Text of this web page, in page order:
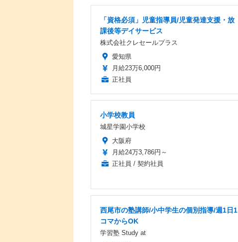
「資格必須」児童指導員/児童発達支援・放
課後等デイサービス
株式会社クレセールプラス
愛知県
月給23万6,000円
正社員
小学校教員
城星学園小学校
大阪府
月給24万3,786円～
正社員 / 契約社員
西尾市の塾講師/小中学生の個別指導/週1日1
コマからOK
学習塾 Study at